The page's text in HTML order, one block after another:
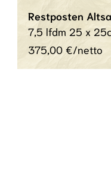
Restposten
7,5 lfdm 25 x
375,00 €/netto